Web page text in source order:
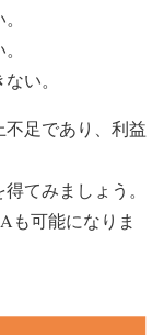
い。
足であり、利益
てみましょう。
も可能になりま